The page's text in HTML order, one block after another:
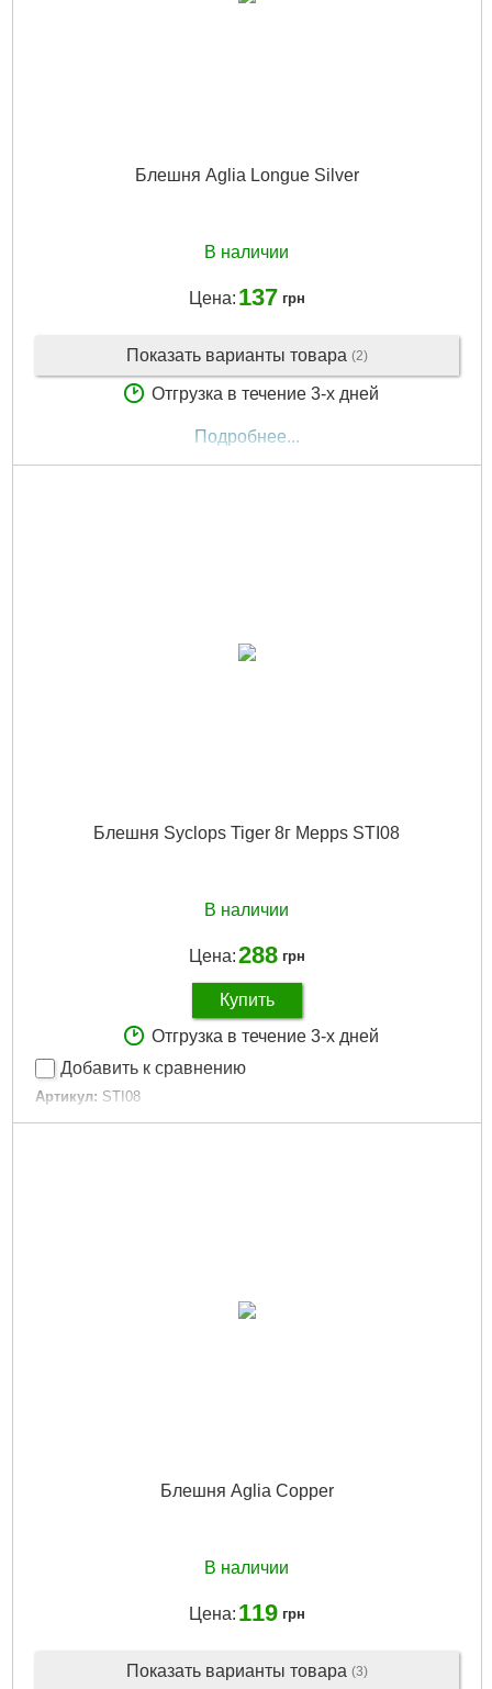
Блешня Aglia Longue Silver
В наличии
Цена: 137 грн
Показать варианты товара (2)
Отгрузка в течение 3-х дней
Подробнее...
Блешня Syclops Tiger 8г Mepps STI08
В наличии
Цена:288 грн
Купить
Отгрузка в течение 3-х дней
Добавить к сравнению
Артикул: STI08
Код товара: 11.98.49
Блешня Aglia Copper
В наличии
Цена: 119 грн
Показать варианты товара (3)